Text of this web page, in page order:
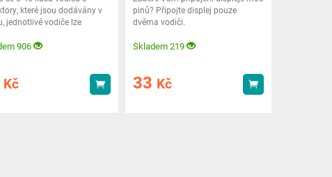
které jsou dodávány v
jednotlivé vodiče lze
906
Kč Koupit
pinů? Připojte displej pouze
dvěma vodiči.
Skladem 219
33 Kč Koupit